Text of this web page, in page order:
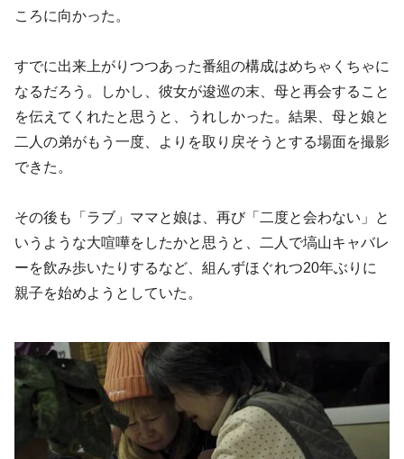
ころに向かった。
すでに出来上がりつつあった番組の構成はめちゃくちゃに
なるだろう。しかし、彼女が逡巡の末、母と再会すること
を伝えてくれたと思うと、うれしかった。結果、母と娘と
二人の弟がもう一度、よりを取り戻そうとする場面を撮影
できた。
その後も「ラブ」ママと娘は、再び「二度と会わない」と
いうような大喧嘩をしたかと思うと、二人で塙山キャバレ
ーを飲み歩いたりするなど、組んずほぐれつ20年ぶりに
親子を始めようとしていた。